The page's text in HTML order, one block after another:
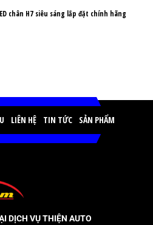
chân H7 siêu sáng lắp đặt chính hãng
LIÊN HỆ TIN TỨC SẢN PHẨM
DỊCH VỤ THIỆN AUTO